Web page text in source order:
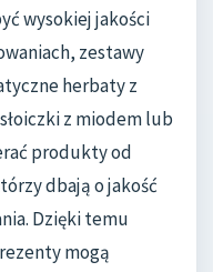
wysokiej jakości
zestawy
herbaty z
z miodem lub
produkty od
dbają o jakość
Dzięki temu
mogą